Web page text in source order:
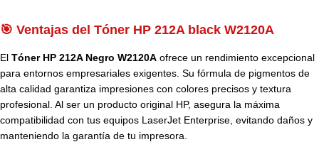
🎯 Ventajas del Tóner HP 212A black W2120A
El Tóner HP 212A Negro W2120A ofrece un rendimiento excepcional
para entornos empresariales exigentes. Su fórmula de pigmentos de
alta calidad garantiza impresiones con colores precisos y textura
profesional. Al ser un producto original HP, asegura la máxima
compatibilidad con tus equipos LaserJet Enterprise, evitando daños y
manteniendo la garantía de tu impresora.